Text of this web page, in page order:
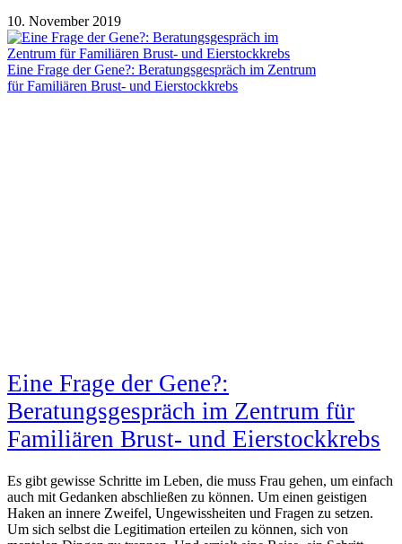
10. November 2019
Eine Frage der Gene?: Beratungsgespräch im Zentrum
für Familiären Brust- und Eierstockkrebs
Eine Frage der Gene?:
Beratungsgespräch im Zentrum für
Familiären Brust- und Eierstockkrebs
Es gibt gewisse Schritte im Leben, die muss Frau gehen, um einfach
auch mit Gedanken abschließen zu können. Um einen geistigen
Haken an innere Zweifel, Ungewissheiten und Fragen zu setzen.
Um sich selbst die Legitimation erteilen zu können, sich von